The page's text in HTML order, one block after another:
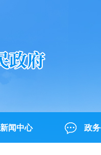
新闻中心 政